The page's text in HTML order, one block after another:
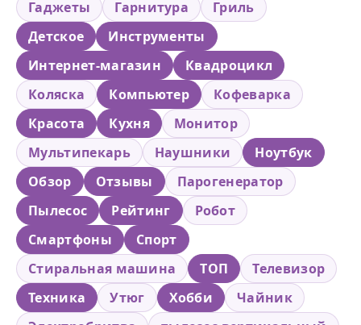
Гаджеты
Гарнитура
Гриль
Детское
Инструменты
Интернет-магазин
Квадроцикл
Коляска
Компьютер
Кофеварка
Красота
Кухня
Монитор
Мультипекарь
Наушники
Ноутбук
Обзор
Отзывы
Парогенератор
Пылесос
Рейтинг
Робот
Смартфоны
Спорт
Стиральная машина
ТОП
Телевизор
Техника
Утюг Хобби
Чайник